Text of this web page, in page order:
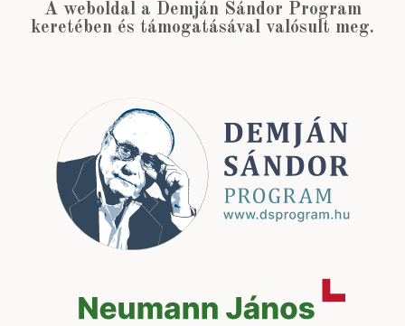
A weboldal a Demján Sándor Program
keretében és támogatásával valósult meg.